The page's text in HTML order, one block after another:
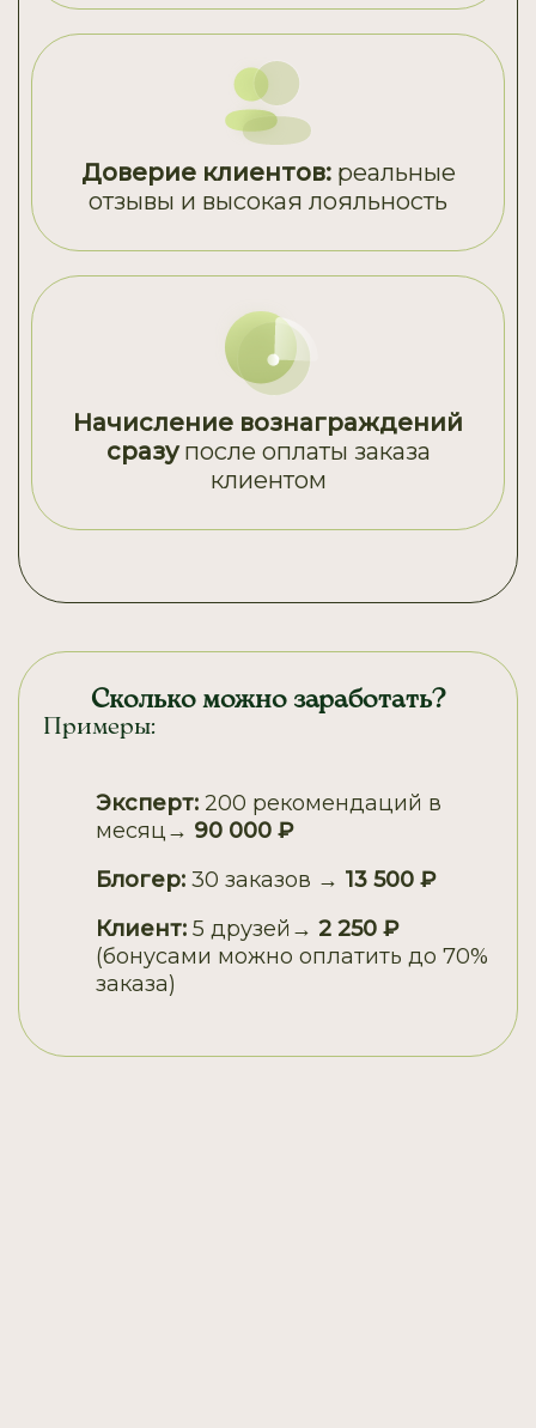
Доверие клиентов:реальные
отзывы и высокая лояльность
Начисление вознаграждений
сразупосле оплаты заказа
клиентом
Сколько можно заработать?
Примеры:
Эксперт: 200 рекомендаций в
месяц→ 90 000 ₽
Блогер: 30 заказов → 13 500 ₽
Клиент: 5 друзей → 2 250 ₽
(бонусами можно оплатить до 70%
заказа)